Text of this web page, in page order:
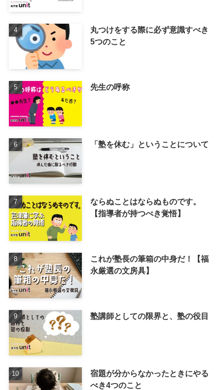
丸つけをする際に必ず意識すべき
5つのこと
先生の呼称
「塾を休む」ということについて
ならぬことはならぬものです。
【指導者が持つべき覚悟】
これが塾長の筆箱の中身だ！【福
永厳選の文房具】
塾講師としての限界と、塾の役目
宿題が分からなかったときにやる
べき4つのこと